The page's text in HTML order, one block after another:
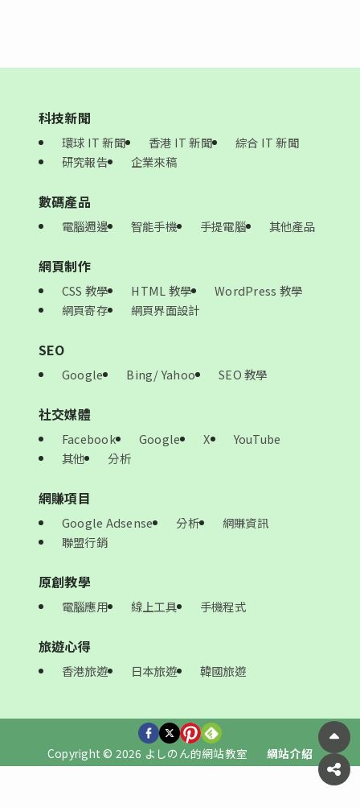
科技新聞
環球 IT 新聞 香港 IT 新聞
綜合 IT 新聞
研究報告
企業來稿
數碼產品
電腦週邊 智能手機 手提電腦 其他產品
網頁制作
CSS 教學 HTML 教學
WordPress 教學
網頁寄存
網頁界面設計
SEO
Google Bing/ Yahoo SEO 教學
社交媒體
Facebook Google X
YouTube
其他
分析
網賺項目
Google Adsense 分析
網賺資訊
聯盟行銷
原創教學
電腦應用 線上工具 手機程式
旅遊心得
香港旅遊 日本旅遊 韓國旅遊
Copyright © 2026 よしのん的網站教室 網站介紹